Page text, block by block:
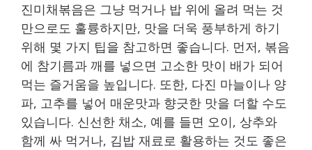
진미채볶음은 그냥 먹거나 밥 위에 올려 먹는 것
만으로도 훌륭하지만, 맛을 더욱 풍부하게 하기
위해 몇 가지 팁을 참고하면 좋습니다. 먼저, 볶음
에 참기름과 깨를 넣으면 고소한 맛이 배가 되어
먹는 즐거움을 높입니다. 또한, 다진 마늘이나 양
파, 고추를 넣어 매운맛과 향긋한 맛을 더할 수도
있습니다. 신선한 채소, 예를 들면 오이, 상추와
함께 싸 먹거나, 김밥 재료로 활용하는 것도 좋은